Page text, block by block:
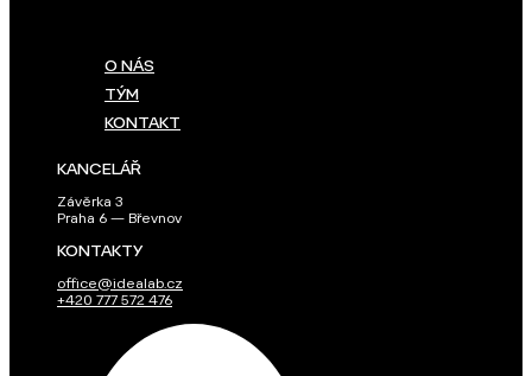
O NÁS
TÝM
KONTAKT
KANCELÁŘ
Závěrka 3
Praha 6 — Břevnov
KONTAKTY
office@idealab.cz
+420 777 572 476